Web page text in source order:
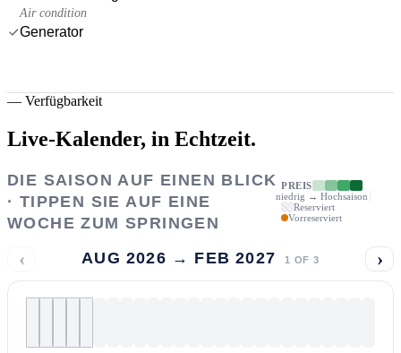
Air condition
Generator
— Verfügbarkeit
Live-Kalender, in Echtzeit.
DIE SAISON AUF EINEN BLICK
· TIPPEN SIE AUF EINE
WOCHE ZUM SPRINGEN
PREIS
niedrig → Hochsaison
Reserviert
Vorreserviert
‹ AUG 2026 → FEB 2027 1 OF 3 ›